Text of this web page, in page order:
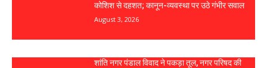
कोशिश से दहशत; कानून-व्यवस्था पर उठे गंभीर सवाल
August 3, 2026
शांति नगर पंडाल विवाद ने पकड़ा तूल, नगर परिषद की